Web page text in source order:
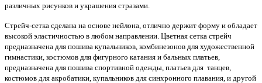
различных рисунков и украшения стразами.
Стрейч-сетка сделана на основе нейлона, отлично держит форму и обладает
высокой эластичностью в любом направлении. Цветная сетка стрейч
предназначена для пошива купальников, комбинезонов для художественной
гимнастики, костюмов для фигурного катания и бальных платьев,
предназначена для пошива спортивной одежды, платьев для танцев,
костюмов для акробатики, купальников для синхронного плавания, и другой